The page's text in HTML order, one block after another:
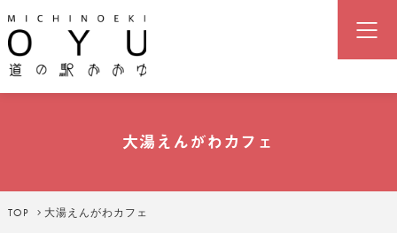
道の駅「おおゆ」（湯の駅おおゆ
大湯えんがわカフェ
TOP 大湯えんがわカフェ